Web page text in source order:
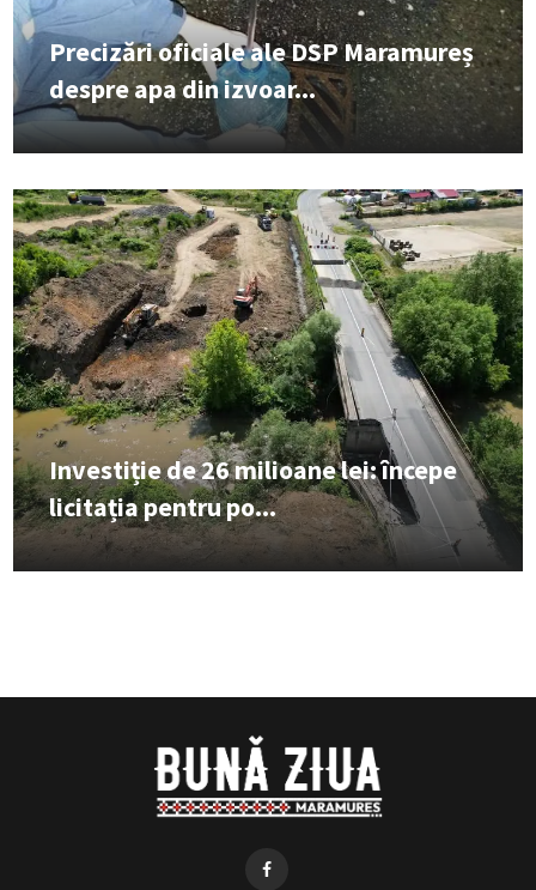
Precizări oficiale ale DSP Maramureș
despre apa din izvoar...
Investiție de 26 milioane lei: începe
licitația pentru po...